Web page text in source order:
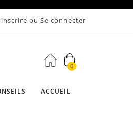
ou Se connecter
0
ACCUEIL